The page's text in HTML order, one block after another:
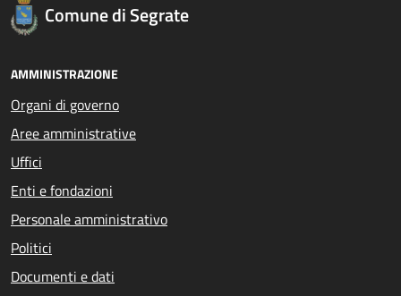
Comune di Segrate
AMMINISTRAZIONE
Organi di governo
Aree amministrative
Uffici
Enti e fondazioni
Personale amministrativo
Politici
Documenti e dati